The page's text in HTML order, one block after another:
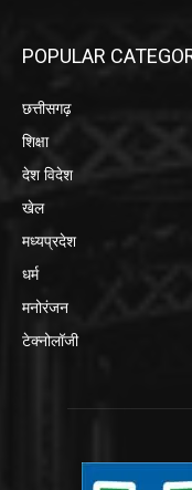
POPULAR
छत्तीसगढ़
शिक्षा
देश विदेश
खेल
मध्यप्रदेश
धर्म
मनोरंजन
टेक्नोलॉजी